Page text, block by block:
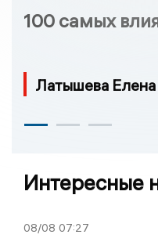
100 самых
Латышева
Интересные
08/08 07:27